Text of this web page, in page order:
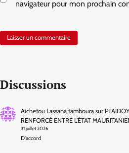
navigateur pour mon prochain
Discussions
Aichetou Lassana tambourasur
RENFORCÉ ENTRE L’ÉTAT
31 juillet 2026
D'accord